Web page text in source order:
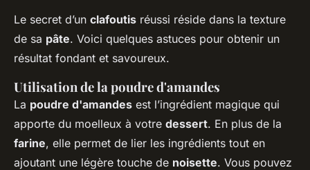
Le secret d’un clafoutis réussi réside dans la texture
de sa pâte. Voici quelques astuces pour obtenir un
résultat fondant et savoureux.
Utilisation de la poudre d'amandes
La poudre d'amandes est l’ingrédient magique qui
apporte du moelleux à votre dessert. En plus de la
farine, elle permet de lier les ingrédients tout en
ajoutant une légère touche de noisette. Vous pouvez